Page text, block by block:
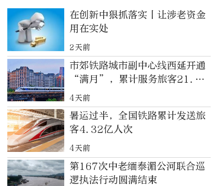
在创新中狠抓落实丨让涉老资金
用在实处
2天前
市郊铁路城市副中心线西延开通
“满月”，累计服务旅客21.3
万人次
4天前
暑运过半，全国铁路累计发送旅
客4.32亿人次
4天前
第167次中老缅泰湄公河联合巡
逻执法行动圆满结束